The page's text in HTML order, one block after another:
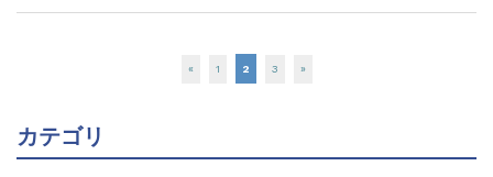
« 1 2 3 »
カテゴリ